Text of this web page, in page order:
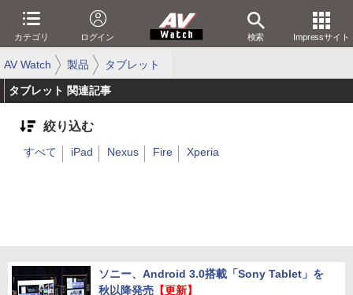
カテゴリ ログイン 検索 Impressサイト
AV Watch 製品 タブレット
タブレット 関連記事
絞り込む
すべて iPad Nexus Fire Xperia
ソニー、Android 3.0搭載「Sony Tablet」を
秋以降発売【更新】